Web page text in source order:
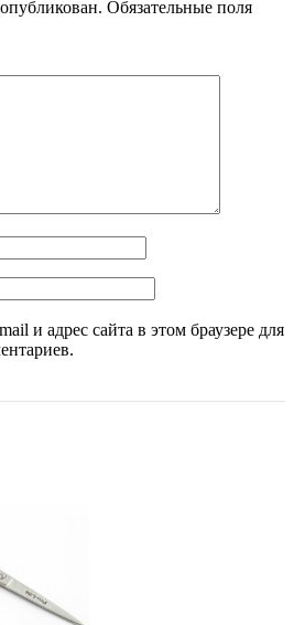
Обязательные поля
и адрес сайта в этом браузере для